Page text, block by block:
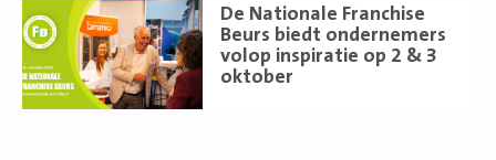
De Nationale Franchise
Beurs biedt ondernemers
volop inspiratie op 2 & 3
oktober
meer